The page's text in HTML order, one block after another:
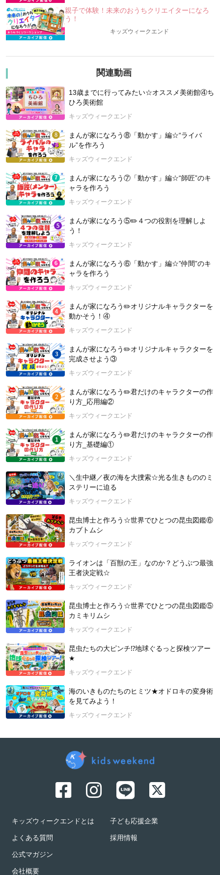
みなさんは、「海の砂漠化（さばくか）」って、聞いたことが
ありますか？
日本の海岸には、コンブやワカメなど、約1500種類もの多様な
海藻（かいそう）が生息しているといわれています。
まるで砂漠のような状態になってしまうこと。
このイベントでは、「海の砂漠化」を取り上げたドキュメンタ
リー映画「ここにいる、生きている。消えゆく海藻の森に導か
れて」（ハイライト版）の⻑谷川 友美監督による、貴重なトー
クが聞けちゃいますよ。
・映画の撮影って大変？ウラ話なども聞けちゃうかも！？
・監督はどうしてこの映画を作ったの？
・「海藻の森」を守る方法はたくさんある？小学生のみなさん
「海藻の森」の様子をみる・知る、貴重なチャンス。
みんなでお家で映画を観ながら、「海藻の森」に思いをはせま
せんか？
【ゲスト：⻑谷川 友美さん（映画監督）】
東京出⾝。⽇本⼤学芸術学部で映画制作を専攻後、撮影監督と
してキャリアをスタート。撮影を担当した短編映画「かの⼭」
は第78回ヴェネチア国際映画祭オリゾンティ短編部⾨にノミネ
ート。2021年、ドキュメンタリー映画「The Taste of Nature
世界で⼀番美味しいチョコレートの作り⽅」で初監督を務め、
カナダのPRPLForkFest映画祭で最優秀⻑編ドキュメンタリー
作⽬。一児の母。
【映画：「ここにいる、生きている。消えゆく海藻の森に導か
れて」（文部科学省選定作品（⻘年向き・成人向き・家庭向
き））】
海のゆりかごとも呼ばれる海藻。その海の命を育む「海藻の
森」が、近年、全国各地で急速に砂漠化している。このままで
は海の生態系全体の存続が危ぶまれる。地球温暖化が肌で感じ
られ、気候変動が進む今、私たちは「どんな未来」を次の世代
へ手渡してゆくのか。海と縁のなかった映画監督が導かれるよ
うに沿岸部を訪れ、子どもたち、漁師、研究者と語り合った。
海辺に住む人も、海のない街に住む人も必見のドキュメンタリ
ー。
★11/16（日）～11/22（土）「CINEMA AMIGO」（逗子市）
にて特別上映★
小さなお子さん歓迎。小学生以下は無料で鑑賞できます！
ps://cinema-amigo.com/2025/10/8569/
2025年11月16日開催
親子で体験！未来のおうちクリエイターになろ
う！
キッズウィークエンド
関連動画
13歳までに行ってみたい☆オススメ美術館④ち
ひろ美術館
キッズウィークエンド
まんが家になろう⑧「動かす」編☆“ライバ
ル”を作ろう
キッズウィークエンド
まんが家になろう⑦「動かす」編☆“師匠”のキ
ャラを作ろう
キッズウィークエンド
まんが家になろう⑤✏️４つの役割を理解しよ
う！
キッズウィークエンド
まんが家になろう⑥「動かす」編☆”仲間”のキ
ャラを作ろう
キッズウィークエンド
まんが家になろう✏️オリジナルキャラクターを
動かそう！④
キッズウィークエンド
まんが家になろう✏️オリジナルキャラクターを
完成させよう③
キッズウィークエンド
まんが家になろう✏️君だけのキャラクターの作
り方_応用編②
キッズウィークエンド
まんが家になろう✏️君だけのキャラクターの作
り方_基礎編①
キッズウィークエンド
＼生中継／夜の海を大捜索☆光る生きもののミ
ステリーに迫る
キッズウィークエンド
昆虫博士と作ろう☆世界でひとつの昆虫図鑑⑥
カブトムシ
キッズウィークエンド
ライオンは「百獣の王」なのか？どうぶつ最強
王者決定戦☆
キッズウィークエンド
昆虫博士と作ろう☆世界でひとつの昆虫図鑑⑤
カミキリムシ
キッズウィークエンド
昆虫たちの大ピンチ⁉地球ぐるっと探検ツアー
★
キッズウィークエンド
海のいきものたちのヒミツ★オドロキの変身術
を見てみよう！
キッズウィークエンド
キッズウィークエンドとは
よくある質問
公式マガジン
会社概要
子ども応援企業
採用情報